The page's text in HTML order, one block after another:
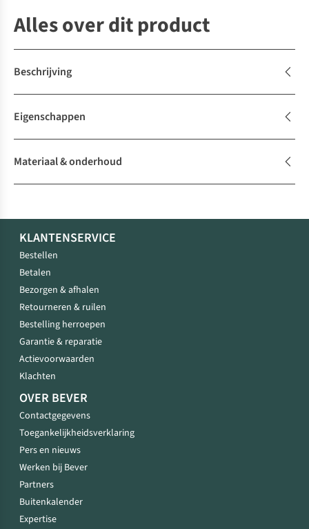
Alles over dit product
Beschrijving
Eigenschappen
Materiaal & onderhoud
KLANTENSERVICE
Bestellen
Betalen
Bezorgen & afhalen
Retourneren & ruilen
Bestelling herroepen
Garantie & reparatie
Actievoorwaarden
Klachten
OVER BEVER
Contactgegevens
Toegankelijkheidsverklaring
Pers en nieuws
Werken bij Bever
Partners
Buitenkalender
Expertise